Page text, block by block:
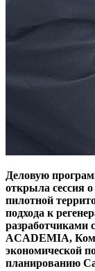
Деловую
открыла сессия
пилотной
подхода к
разработчиками
ACADEMIA,
экономической
планированию